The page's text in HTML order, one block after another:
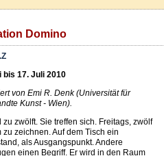
Domino
bis 17. Juli 2010
von Emi R. Denk (Universität für
Kunst - Wien).
zu zwölft. Sie treffen sich. Freitags, zwölf
zu zeichnen. Auf dem Tisch ein
als Ausgangspunkt. Andere
einen Begriff. Er wird in den Raum